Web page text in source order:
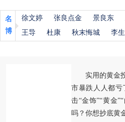
名
博
徐文婷 张良点金 景良东
王导
杜康 秋末悔城 李
实用的黄金
市暴跌人人都亏
击“金饰”“黄金
吗？你想抄底黄